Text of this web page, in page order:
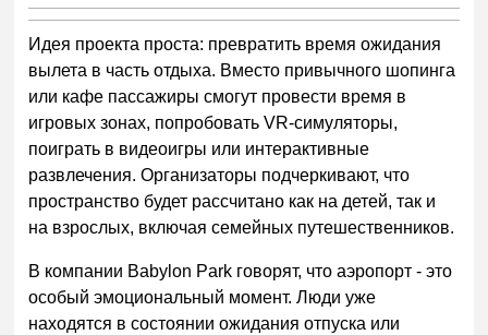
Идея проекта проста: превратить время ожидания
вылета в часть отдыха. Вместо привычного шопинга
или кафе пассажиры смогут провести время в
игровых зонах, попробовать VR-симуляторы,
поиграть в видеоигры или интерактивные
развлечения. Организаторы подчеркивают, что
пространство будет рассчитано как на детей, так и
на взрослых, включая семейных путешественников.
В компании Babylon Park говорят, что аэропорт - это
особый эмоциональный момент. Люди уже
находятся в состоянии ожидания отпуска или